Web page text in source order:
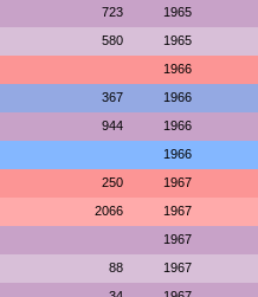
723 1965
580 1965
1966
367 1966
944 1966
1966
250 1967
2066 1967
1967
88 1967